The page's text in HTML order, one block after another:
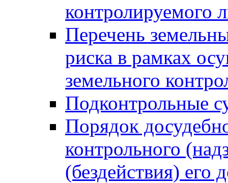
контролируемого
Перечень
риска в рамках
земельного
Подконтрольные
Порядок
контрольного
(бездействия)